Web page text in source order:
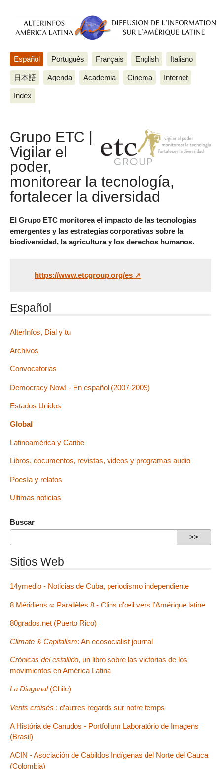
Español Português Français English Italiano
日本語 Agenda Academia Cinema Internet
Index
Grupo ETC |
Vigilar el
poder,
monitorear la tecnología,
fortalecer la diversidad
El Grupo ETC monitorea el impacto de las tecnologías
emergentes y las estrategias corporativas sobre la
biodiversidad, la agricultura y los derechos humanos.
https://www.etcgroup.org/es
Español
AlterInfos, Dial y tu
Archivos
Convocatorias
Democracy Now! - En español (2007-2009)
Estados Unidos
Global
Latinoamérica y Caribe
Libros, documentos, revistas, videos y programas audio
Poesía y relatos
Ultimas noticias
Buscar
Sitios Web
14ymedio - Noticias de Cuba, periodismo independiente
8 Méridiens ∞ Parallèles 8 - Clins d’œil vers l’Amérique latine
80grados.net (Puerto Rico)
Climate & Capitalism: An ecosocialist journal
Crónicas del estallido, un libro sobre las victorias de los
movimientos en América Latina
La Diagonal(Chile)
Vents croisés : d’autres regards sur notre temps
A História de Canudos - Portfolium Laboratório de Imagens
(Brasil)
ACIN - Asociación de Cabildos Indígenas del Norte del Cauca
(Colombia)